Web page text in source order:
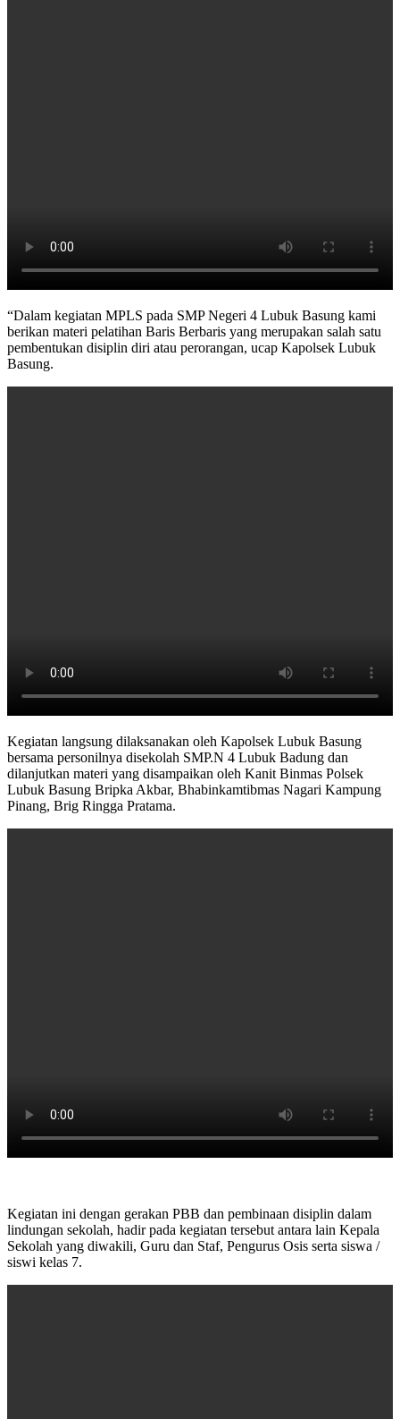
“Dalam kegiatan MPLS pada SMP Negeri 4 Lubuk Basung kami
berikan materi pelatihan Baris Berbaris yang merupakan salah satu
pembentukan disiplin diri atau perorangan, ucap Kapolsek Lubuk
Basung.
Kegiatan langsung dilaksanakan oleh Kapolsek Lubuk Basung
bersama personilnya disekolah SMP.N 4 Lubuk Badung dan
dilanjutkan materi yang disampaikan oleh Kanit Binmas Polsek
Lubuk Basung Bripka Akbar, Bhabinkamtibmas Nagari Kampung
Pinang, Brig Ringga Pratama.
Kegiatan ini dengan gerakan PBB dan pembinaan disiplin dalam
lindungan sekolah, hadir pada kegiatan tersebut antara lain Kepala
Sekolah yang diwakili, Guru dan Staf, Pengurus Osis serta siswa /
siswi kelas 7.